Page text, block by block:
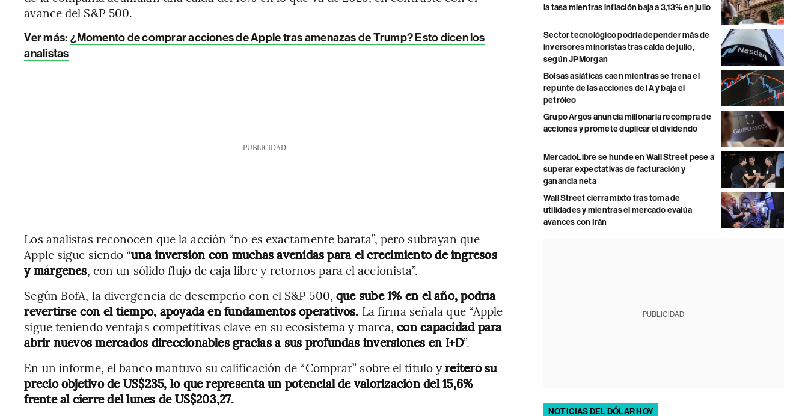
avance del S&P 500.
Ver más: ¿Momento de comprar acciones de Apple tras amenazas de Trump? Esto dicen los
analistas
PUBLICIDAD
Los analistas reconocen que la acción “no es exactamente barata”, pero subrayan que
Apple sigue siendo “una inversión con muchas avenidas para el crecimiento de ingresos
y márgenes, con un sólido flujo de caja libre y retornos para el accionista”.
Según BofA, la divergencia de desempeño con el S&P 500, que sube 1% en el año, podría
revertirse con el tiempo, apoyada en fundamentos operativos. La firma señala que “Apple
sigue teniendo ventajas competitivas clave en su ecosistema y marca,con capacidad para
abrir nuevos mercados direccionables gracias a sus profundas inversiones en I+D”.
En un informe, el banco mantuvo su calificación de “Comprar” sobre el título yreiteró su
precio objetivo de US$235, lo que representa un potencial de valorización del 15,6%
frente al cierre del lunes de US$203,27.
la tasa mientras inflación baja a 3,13% en julio
Sector tecnológico podría depender más de
inversores minoristas tras caída de julio,
según JPMorgan
Bolsas asiáticas caen mientras se frena el
repunte de las acciones de IA y baja el
petróleo
Grupo Argos anuncia millonaria recompra de
acciones y promete duplicar el dividendo
MercadoLibre se hunde en Wall Street pese a
superar expectativas de facturación y
ganancia neta
Wall Street cierra mixto tras toma de
utilidades y mientras el mercado evalúa
avances con Irán
PUBLICIDAD
NOTICIAS DEL DÓLAR HOY